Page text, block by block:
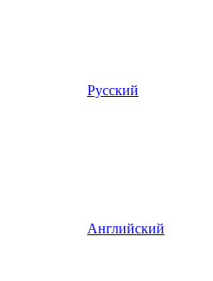
Русский
Английский